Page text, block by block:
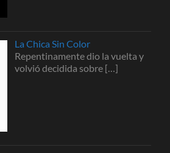
La Chica Sin Color
Repentinamente dio la vuelta y
volvió decidida sobre […]